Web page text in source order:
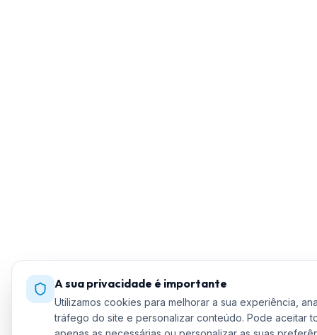
A sua privacidade é importante
Utilizamos cookies para melhorar a sua experiência,
tráfego do site e personalizar conteúdo. Pode aceitar